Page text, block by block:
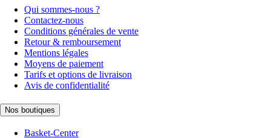
Qui sommes-nous ?
Contactez-nous
Conditions générales de vente
Retour & remboursement
Mentions légales
Moyens de paiement
Tarifs et options de livraison
Avis de confidentialité
Nos boutiques
Basket-Center